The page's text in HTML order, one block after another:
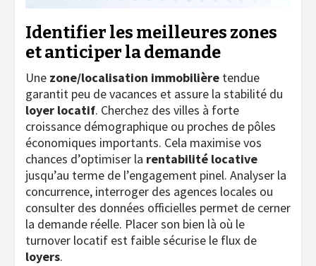
Identifier les meilleures zones
et anticiper la demande
Une zone/localisation immobilière tendue
garantit peu de vacances et assure la stabilité du
loyer locatif. Cherchez des villes à forte
croissance démographique ou proches de pôles
économiques importants. Cela maximise vos
chances d’optimiser la rentabilité locative
jusqu’au terme de l’engagement pinel. Analyser la
concurrence, interroger des agences locales ou
consulter des données officielles permet de cerner
la demande réelle. Placer son bien là où le
turnover locatif est faible sécurise le flux de
loyers.